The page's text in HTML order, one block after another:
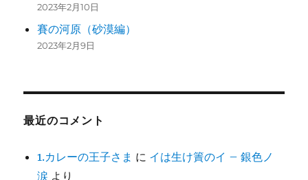
2023年2月10日
賽の河原（砂漠編）
2023年2月9日
最近のコメント
1.カレーの王子さま に イは生け簀のイ – 銀色ノ
涙 より